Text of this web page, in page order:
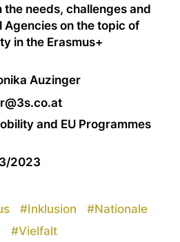
the needs, chal­lenges and
on the topic of
in the Erasmus+
Auzinger
and EU Programmes
2023
#Inklusion #Nationale
#Vielfalt